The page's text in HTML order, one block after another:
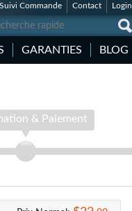
Suivi Commande Contact Login
GARANTIES BLOG
& Paiement